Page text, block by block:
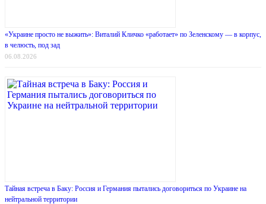
«Украине просто не выжить»: Виталий Кличко «работает» по Зеленскому — в корпус,
в челюсть, под зад
06.08.2026
Тайная встреча в Баку: Россия и Германия пытались договориться по Украине на
нейтральной территории